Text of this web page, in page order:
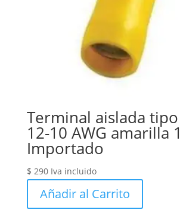
Terminal aislada
12-10 AWG amarilla
Importado
$ 290 Iva incluido
Añadir al Carrito